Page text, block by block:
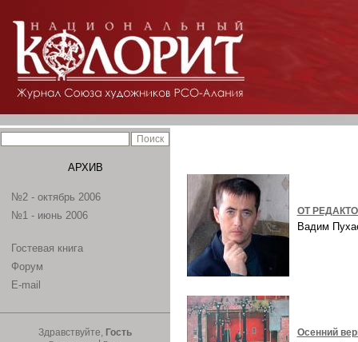
АРХИВ
№2 - октябрь 2006
№1 - июнь 2006
Гостевая книга
Форум
E-mail
Здравствуйте, Гость
ОТ
Вадим
Осенний